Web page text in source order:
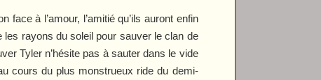
à l’amour, l’amitié qu’ils auront enfin
les rayons du soleil pour sauver le clan de
Tyler n’hésite pas à sauter dans le vide
cours du plus monstrueux ride du demi-